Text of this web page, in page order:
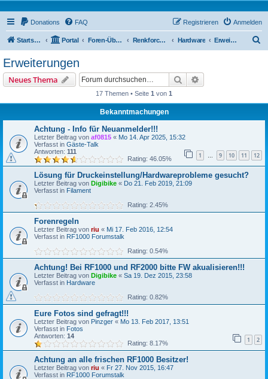
Donations FAQ Anmelden
Registrieren
Startseite Portal Foren-Übersicht Renkforce RF2000 Forum Hardware Erweiterungen
Erweiterungen
Neues Thema Suche
17 Themen • Seite 1 von 1
Bekanntmachungen
Achtung - Info für Neuanmelder!!!
Letzter Beitrag von af0815 « Mo 14. Apr 2025, 15:32
Verfasst in Gäste-Talk
Antworten: 111 1 … 9 10 11 12
Rating: 46.05%
Lösung für Druckeinstellung/Hardwareprobleme gesucht?
Letzter Beitrag von Digibike « Do 21. Feb 2019, 21:09
Verfasst in Filament
Rating: 2.45%
Forenregeln
Letzter Beitrag von riu « Mi 17. Feb 2016, 12:54
Verfasst in RF1000 Forumstalk
Rating: 0.54%
Achtung! Bei RF1000 und RF2000 bitte FW akualisieren!!!
Letzter Beitrag von Digibike « Sa 19. Dez 2015, 23:58
Verfasst in Hardware
Rating: 0.82%
Eure Fotos sind gefragt!!!
Letzter Beitrag von Pinzger « Mo 13. Feb 2017, 13:51
Verfasst in Fotos
Antworten: 14 1 2
Rating: 8.17%
Achtung an alle frischen RF1000 Besitzer!
Letzter Beitrag von riu « Fr 27. Nov 2015, 16:47
Verfasst in RF1000 Forumstalk